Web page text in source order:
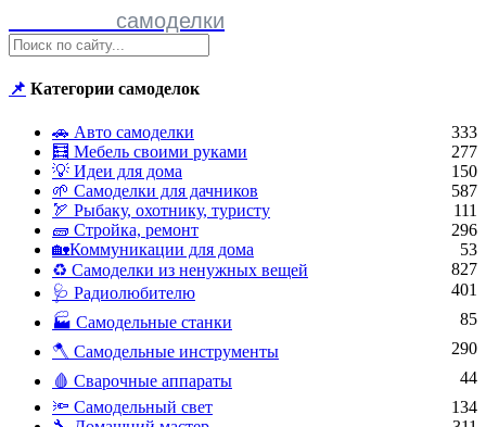
самоделки
📌 Категории самоделок
🚗 Авто самоделки
333
🧮 Мебель своими руками
277
💡 Идеи для дома
150
🌱 Самоделки для дачников
587
🏹 Рыбаку, охотнику, туристу
111
🧱 Стройка, ремонт
296
🏡Коммуникации для дома
53
♻ Самоделки из ненужных вещей
827
🩺 Радиолюбителю
401
🏭 Самодельные станки
85
🪓 Самодельные инструменты
290
🩸 Сварочные аппараты
44
🔦 Самодельный свет
134